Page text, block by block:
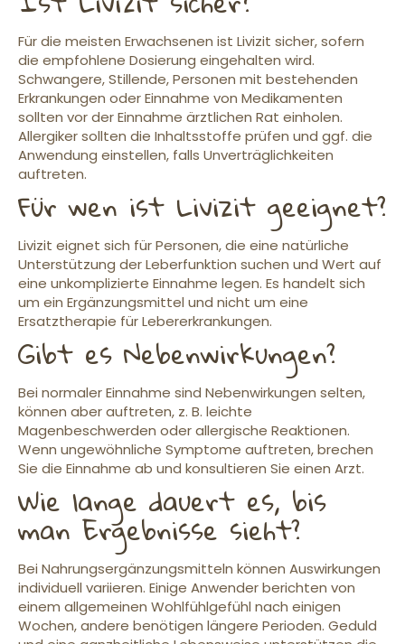
Für die meisten Erwachsenen ist Livizit sicher, sofern
die empfohlene Dosierung eingehalten wird.
Schwangere, Stillende, Personen mit bestehenden
Erkrankungen oder Einnahme von Medikamenten
sollten vor der Einnahme ärztlichen Rat einholen.
Allergiker sollten die Inhaltsstoffe prüfen und ggf. die
Anwendung einstellen, falls Unverträglichkeiten
auftreten.
Für wen ist Livizit geeignet?
Livizit eignet sich für Personen, die eine natürliche
Unterstützung der Leberfunktion suchen und Wert auf
eine unkomplizierte Einnahme legen. Es handelt sich
um ein Ergänzungsmittel und nicht um eine
Ersatztherapie für Lebererkrankungen.
Gibt es Nebenwirkungen?
Bei normaler Einnahme sind Nebenwirkungen selten,
können aber auftreten, z. B. leichte
Magenbeschwerden oder allergische Reaktionen.
Wenn ungewöhnliche Symptome auftreten, brechen
Sie die Einnahme ab und konsultieren Sie einen Arzt.
Wie lange dauert es, bis
man Ergebnisse sieht?
Bei Nahrungsergänzungsmitteln können Auswirkungen
individuell variieren. Einige Anwender berichten von
einem allgemeinen Wohlfühlgefühl nach einigen
Wochen, andere benötigen längere Perioden. Geduld